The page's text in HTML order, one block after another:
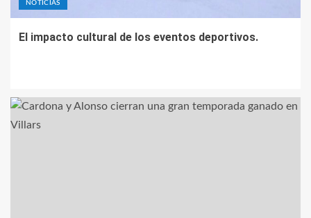
NOTICIAS
El impacto cultural de los eventos deportivos.